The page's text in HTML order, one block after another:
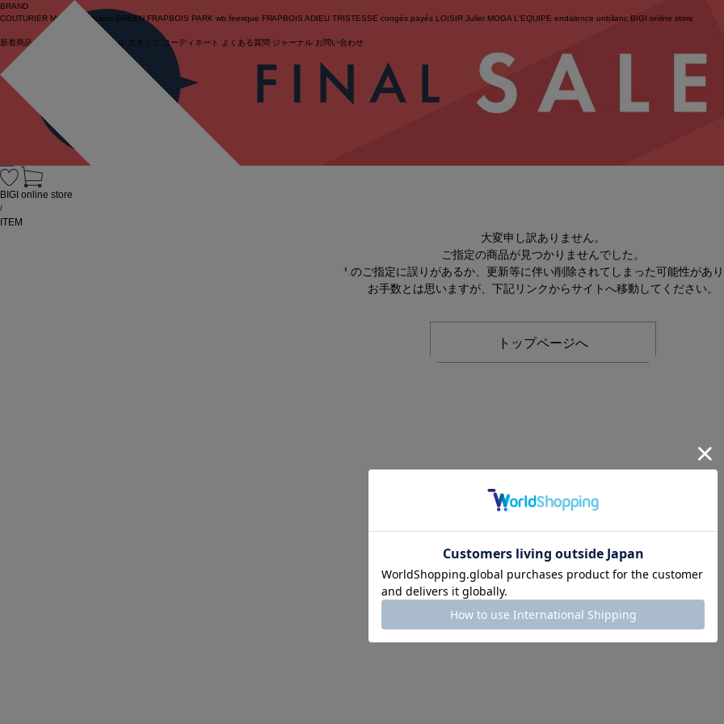
BRAND
COUTURIER MOGA Collection GREEN FRAPBOIS PARK wb feerique FRAPBOIS ADIEU TRISTESSE congés payés LOISIR Julier MOGA L'EQUIPE endalence unbilanc BIGI online store
新着商品 (ライブ) セール スタッフ コーディネート よくある質問 ジャーナル お問い合わせ
BIGI online store
/
ITEM
大変申し訳ありません。
ご指定の商品が見つかりませんでした。
URLのご指定に誤りがあるか、更新等に伴い削除されてしまった可能性があ
お手数とは思いますが、下記リンクからサイトへ移動してください。
トップページへ